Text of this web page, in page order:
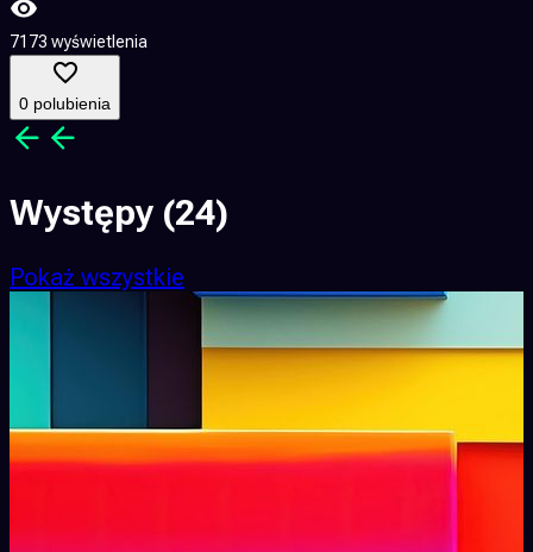
7173 wyświetlenia
0 polubienia
Występy (24)
Pokaż wszystkie